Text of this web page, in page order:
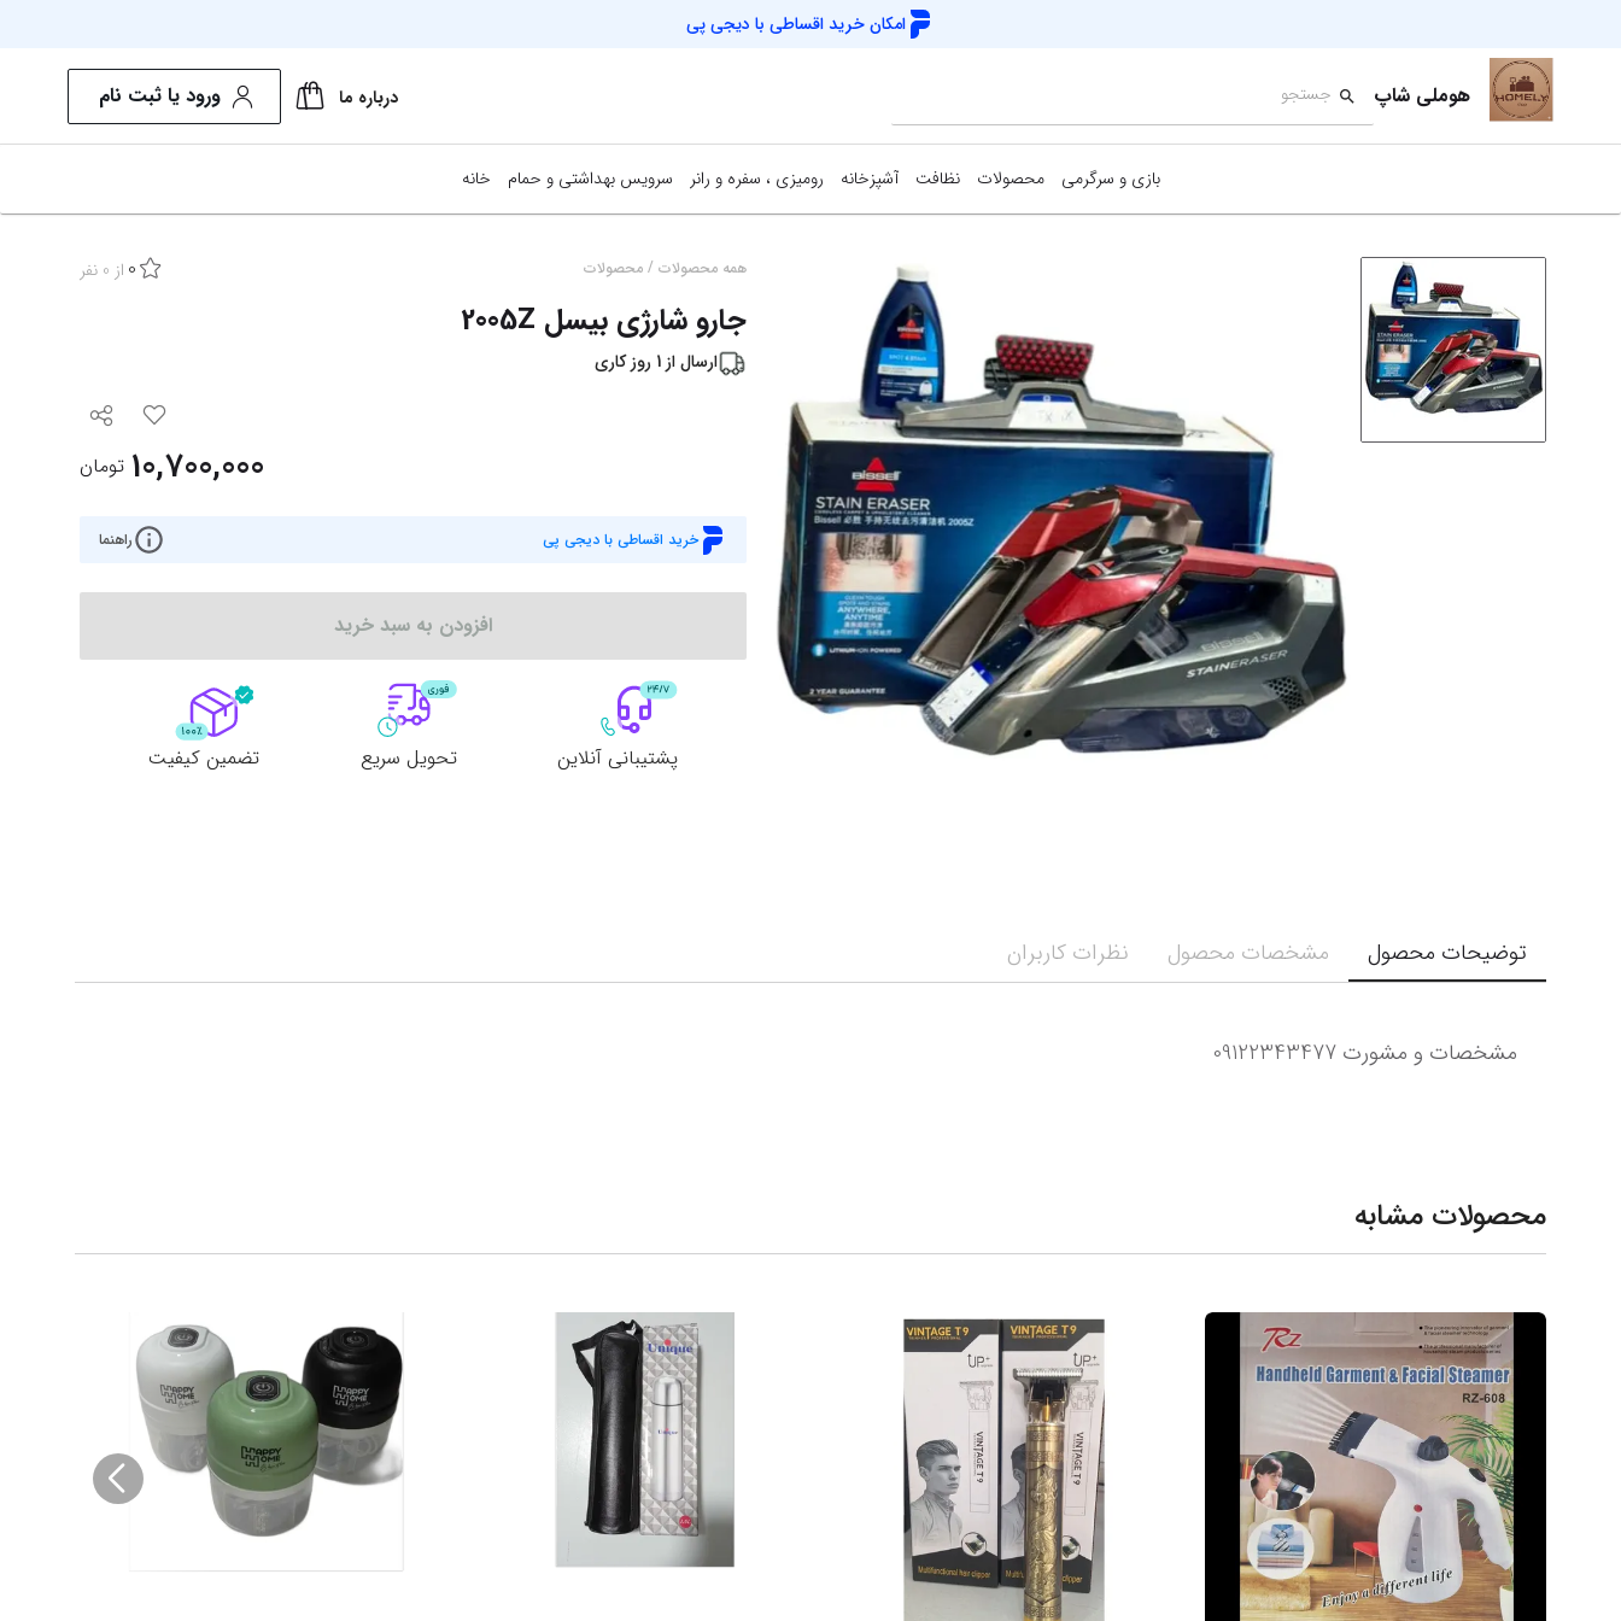
امکان خرید اقساطی با دیجی پی
هوملی شاپ درباره ما ورود یا ثبت نام
بازی و سرگرمی محصولات نظافت آشپزخانه رومیزی ، سفره و رانر سرویس بهداشتی و حمام خانه
همه محصولات / محصولات 0 از 0 نفر
جارو شارژی بیسل 2005Z
ارسال از 1 روز کاری
10,700,000 تومان
خرید اقساطی با دیجی پی راهنما
افزودن به سبد خرید
پشتیبانی آنلاین تحویل سریع تضمین کیفیت
توضیحات محصول مشخصات محصول نظرات کاربران
مشخصات و مشورت 09122343477
محصولات مشابه